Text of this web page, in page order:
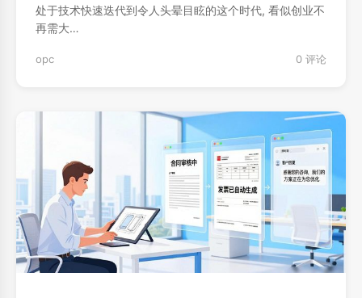
处于技术快速迭代到令人头晕目眩的这个时代, 看似创业不
再需大…
opc 0 评论